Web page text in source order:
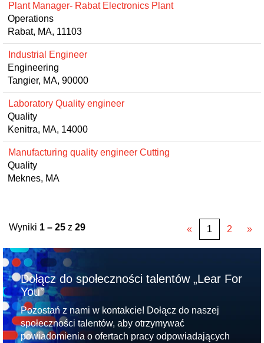
Plant Manager- Rabat Electronics Plant
Operations
Rabat, MA, 11103
Industrial Engineer
Engineering
Tangier, MA, 90000
Laboratory Quality engineer
Quality
Kenitra, MA, 14000
Manufacturing quality engineer Cutting
Quality
Meknes, MA
Wyniki 1 – 25 z 29 « 1 2 »
Dołącz do społeczności talentów „Lear For
You”
Pozostań z nami w kontakcie! Dołącz do naszej
społeczności talentów, aby otrzymywać
powiadomienia o ofertach pracy odpowiadających